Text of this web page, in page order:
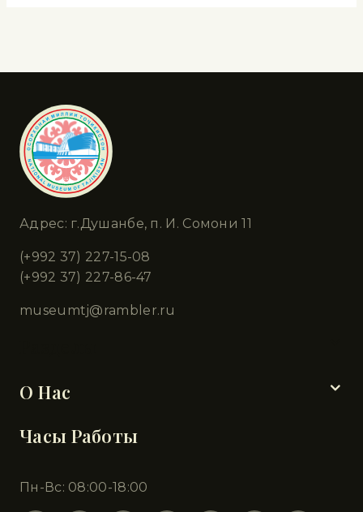
Адрес: г.Душанбе, п. И. Сомони 11
(+992 37) 227-15-08
(+992 37) 227-86-47
museumtj@rambler.ru
О Нас
Часы Работы
Пн-Вс: 08:00-18:00